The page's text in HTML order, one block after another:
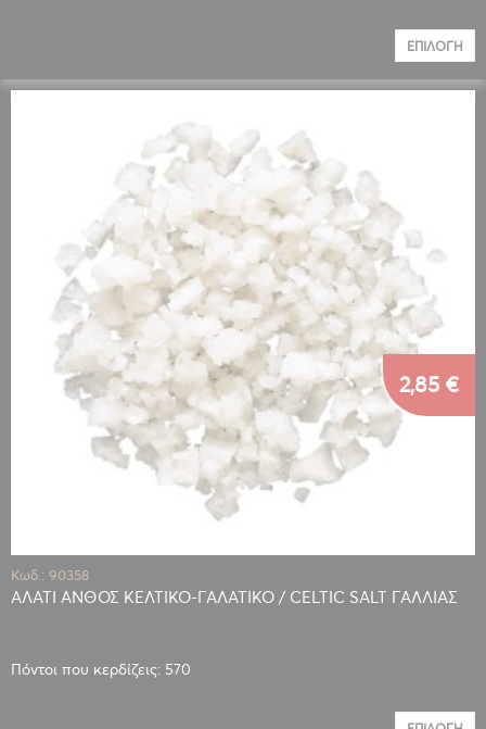
ΕΠΙΛΟΓΉ
Κωδ.: 90358
ΑΛΑΤΙ ΑΝΘΟΣ ΚΕΛΤΙΚΟ-ΓΑΛΑΤΙΚΟ / CELTIC SALT ΓΑΛΛΙΑΣ
Πόντοι που κερδίζεις: 570
2,85 €